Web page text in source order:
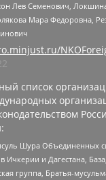
Лев Семенович,
Мара Федоровна,
список
Шура Объединенных
Ичкерии и Дагестана,
группа, Братья-